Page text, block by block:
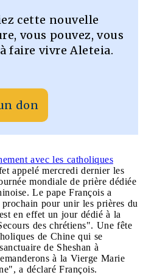
cette nouvelle
vous pouvez, vous
faire vivre Aleteia.
don
avec les catholiques
appelé mercredi dernier les
mondiale de prière dédiée
Le pape François a
pour unir les prières du
en effet un jour dédié à la
des chrétiens". Une fête
de Chine qui se
de Sheshan à
à la Vierge Marie
a déclaré François.